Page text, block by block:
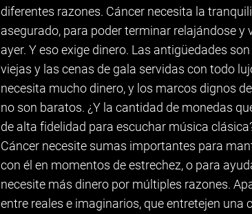
diferentes razones. Cáncer necesita la
asegurado, para poder terminar relajándose y
ayer. Y eso exige dinero. Las antigüedades
viejas y las cenas de gala servidas con todo
necesita mucho dinero, y los marcos dignos
no son baratos. ¿Y la cantidad de monedas
de alta fidelidad para escuchar música
Cáncer necesite sumas importantes para
con él en momentos de estrechez, o para
necesite más dinero por múltiples razones.
entre reales e imaginarios, que entretejen